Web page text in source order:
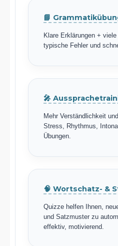
📘
Klare Erklärungen +
typische Fehler und
🎤
Mehr Verständlichkeit
Stress, Rhythmus,
Übungen.
🧠 Wortschatz- &
Quizze helfen Ihnen,
und Satzmuster zu
effektiv, motivierend.